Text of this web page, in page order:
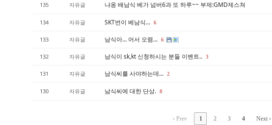
135 자유글 냐옹 배남식 베가 넘버6과 또 하루~~ 부제:GMD제스쳐
134 자유글 SKT번이 베남식... 6
133 자유글 남식아... 어서 오렴... 6
132 자유글 남식이 sk,kt 신청하시는 분들 이벤트.. 3
131 자유글 남식씨를 사야하는데... 2
130 자유글 남식씨에 대한 단상. 8
‹ Prev 1 2 3 4 Next ›